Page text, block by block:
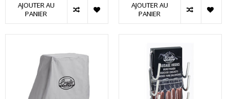
AJOUTER AU
PANIER
AJOUTER AU
PANIER